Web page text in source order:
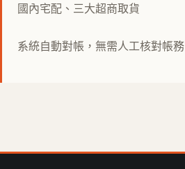
國內宅配、三大超商取貨
系統自動對帳，無需人工核對帳務